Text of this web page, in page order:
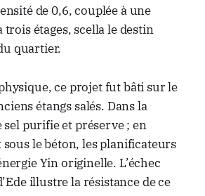
de 0,6, couplée à une
étages, scella le destin
quartier.
ce projet fut bâti sur le
étangs salés. Dans la
sel purifie et préserve ; en
sous le béton, les planificateurs
Yin originelle. L’échec
illustre la résistance de ce